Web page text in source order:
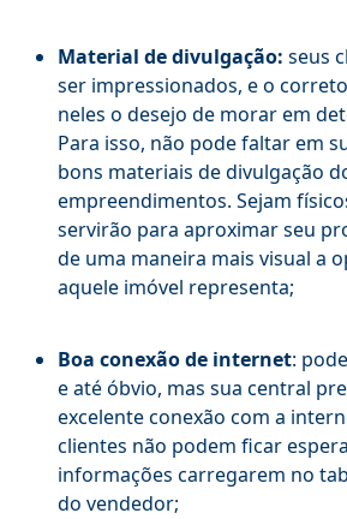
Material de divulgação: seus
ser impressionados, e o
neles o desejo de morar em
Para isso, não pode faltar em
bons materiais de divulgação
empreendimentos. Sejam
servirão para aproximar seu
de uma maneira mais visual a
aquele imóvel representa;
Boa conexão de internet:
e até óbvio, mas sua central
excelente conexão com a
clientes não podem ficar
informações carregarem no
do vendedor;